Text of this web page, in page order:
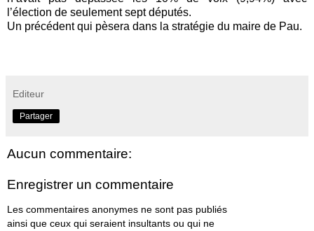
l’élection de seulement sept députés.
Un précédent qui pèsera dans la stratégie du maire de Pau.
Editeur
Partager
Aucun commentaire:
Enregistrer un commentaire
Les commentaires anonymes ne sont pas publiés
ainsi que ceux qui seraient insultants ou qui ne